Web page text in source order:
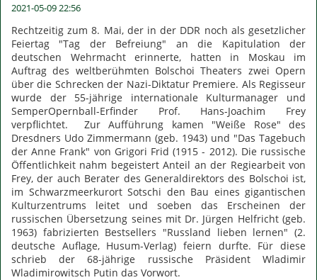
2021-05-09 22:56
Rechtzeitig zum 8. Mai, der in der DDR noch als gesetzlicher
Feiertag "Tag der Befreiung" an die Kapitulation der
deutschen Wehrmacht erinnerte, hatten in Moskau im
Auftrag des weltberühmten Bolschoi Theaters zwei Opern
über die Schrecken der Nazi-Diktatur Premiere. Als Regisseur
wurde der 55-jährige internationale Kulturmanager und
SemperOpernball-Erfinder Prof. Hans-Joachim Frey
verpflichtet. Zur Aufführung kamen "Weiße Rose" des
Dresdners Udo Zimmermann (geb. 1943) und "Das Tagebuch
der Anne Frank" von Grigori Frid (1915 - 2012). Die russische
Öffentlichkeit nahm begeistert Anteil an der Regiearbeit von
Frey, der auch Berater des Generaldirektors des Bolschoi ist,
im Schwarzmeerkurort Sotschi den Bau eines gigantischen
Kulturzentrums leitet und soeben das Erscheinen der
russischen Übersetzung seines mit Dr. Jürgen Helfricht (geb.
1963) fabrizierten Bestsellers "Russland lieben lernen" (2.
deutsche Auflage, Husum-Verlag) feiern durfte. Für diese
schrieb der 68-jährige russische Präsident Wladimir
Wladimirowitsch Putin das Vorwort.